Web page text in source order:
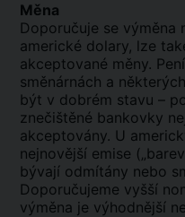
Měna
Doporučuje se výměna
americké dolary, lze
akceptované měny.
směnárnách a
být v dobrém stavu –
znečištěné bankovky
akceptovány. U
nejnovější emise
bývají odmítány nebo
Doporučujeme vyšší
výměna je výhodnější